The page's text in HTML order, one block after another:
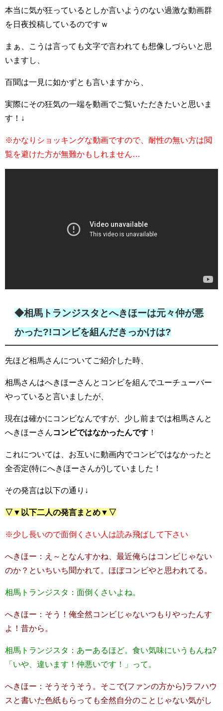
本当に気が狂っているとしか言いようのない過激な動画群
を日夜投稿しているのですｗ
まぁ、こうは言っても文字で言われても想像しづらいと思
いますし、
百聞は一見に如かずとも言いますから、
実際にその狂気の一端を動画でご覧いただきたいと思いま
す！↓
※かなりショッキングな動画ですので、耐性の無い方は閲
覧を避けた方が無難かもしれません…
◆相馬トランジスタとへきほーは元々仲が悪
かった?!コンビを組んだきっかけは?
先ほど相馬さんについてご紹介した時、
相馬さんはへきほーさんとコンビを組んでユーチューバー
やっていると言いましたが、
現在は確かにコンビなんですが、少し前までは相馬さんと
へきほーさんコンビではなかったんです ！
これについては、お互いに動画内でコンビではなかったと
全否定(特にへきほーさんが)していました！
その発言は以下の通り↓
▽▼以下二人の発言まとめ▼▽
※少し長いので面倒くさい人は読み飛ばして下さい
へきほー：え～となんすかね、最近俺らはコンビじゃない
のか？といちいち聞かれて。ほぼコンビやと思われてる。
相馬トランジスタ：面倒くさいよね。
へきほー：そう！俺全然コンビじゃないつもりやったんす
よ！昔から。
相馬トランジスタ：あーあるほど。食い気味にいうもんね?
「いや、違います！仲悪いです！」って。
へきほー：そうそうそう。そこで(ファンの方から)ラフハウ
スと書いた色紙もらっても全然自分のことじゃない気がし